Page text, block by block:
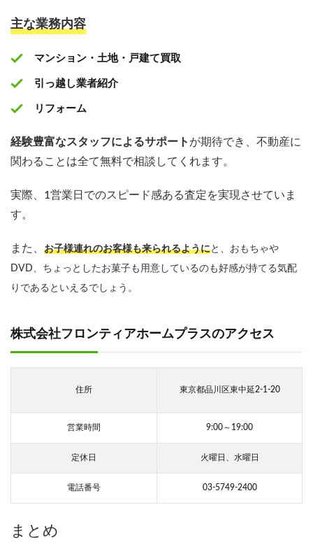
主な業務内容
マンション・土地・戸建て買取
引っ越し業者紹介
リフォーム
経験豊富なスタッフによるサポート が期待でき、不動産に
関わることは全て無料で相談してくれます。
実際、1営業日でのスピード感ある査定を実現させていま
す。
また、 お子様連れのお客様も来られるようにと、 おもちゃや
DVD、ちょっとしたお菓子も用意しているのも好感が持てる気配
りであるといえるでしょう。
株式会社フロンティアホームプラスのアクセス
住所 東京都品川区東中延2-1-20
営業時間 9:00～19:00
定休日 火曜日、水曜日
電話番号 03-5749-2400
まとめ